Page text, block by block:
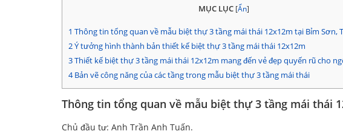
MỤC LỤC [Ẩn]
1 Thông tin tổng quan về mẫu biệt thự 3 tầng mái thái 12x12m tại Bỉm Sơn,
2Ý tưởng hình thành bản thiết kế biệt thự 3 tầng mái thái 12x12m
3Thiết kế biệt thự 3 tầng mái thái 12x12m mang đến vẻ đẹp quyến rũ cho
4Bản vẽ công năng của các tầng trong mẫu biệt thự 3 tầng mái thái
Thông tin tổng quan về mẫu biệt thự 3 tầng mái thái
Chủ đầu tư: Anh Trần Anh Tuấn.